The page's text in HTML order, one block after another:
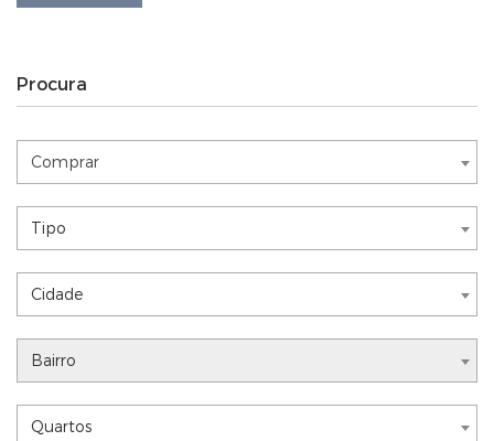
Procura
Comprar
Comprar
Nothing selected
Tipo
Nothing selected
Cidade
Nothing selected
Bairro
Nothing selected
Quartos